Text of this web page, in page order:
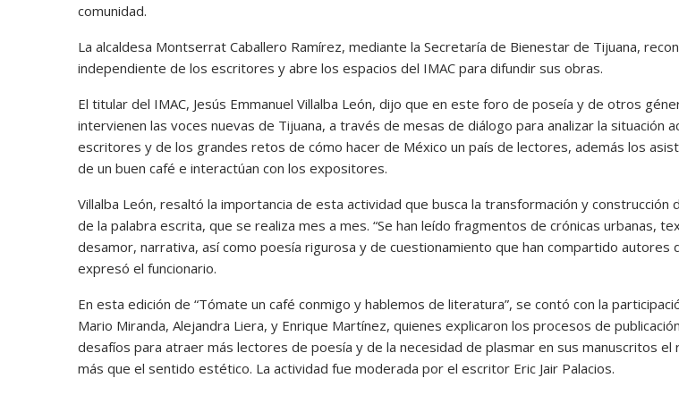
comunidad.
La alcaldesa Montserrat Caballero Ramírez, mediante la Secretaría de Bienestar de Tijuana,
independiente de los escritores y abre los espacios del IMAC para difundir sus obras.
El titular del IMAC, Jesús Emmanuel Villalba León, dijo que en este foro de poseía y de otros
intervienen las voces nuevas de Tijuana, a través de mesas de diálogo para analizar la situación
escritores y de los grandes retos de cómo hacer de México un país de lectores, además los
de un buen café e interactúan con los expositores.
Villalba León, resaltó la importancia de esta actividad que busca la transformación y construcción
de la palabra escrita, que se realiza mes a mes. “Se han leído fragmentos de crónicas urbanas,
desamor, narrativa, así como poesía rigurosa y de cuestionamiento que han compartido autores
expresó el funcionario.
En esta edición de “Tómate un café conmigo y hablemos de literatura”, se contó con la
Mario Miranda, Alejandra Liera, y Enrique Martínez, quienes explicaron los procesos de
desafíos para atraer más lectores de poesía y de la necesidad de plasmar en sus manuscritos el
más que el sentido estético. La actividad fue moderada por el escritor Eric Jair Palacios.